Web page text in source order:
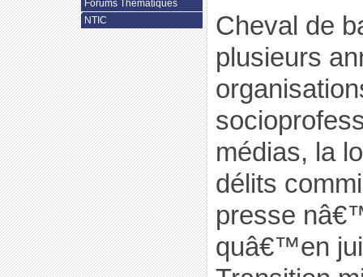
Cheval de
plusieurs
médias, la
délits
presse
quâ€™en
Forums Thématiques
NTIC